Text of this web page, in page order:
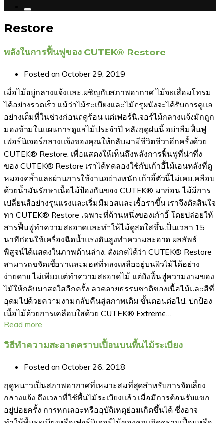
Restore
พลังในการฟื้นฟูของ CUTEK® Restore
Posted on October 29, 2019
เมื่อไม้อยู่กลางแจ้งและเผชิญกับสภาพอากาศ ไม้จะเสื่อมโทรม
ได้อย่างรวดเร็ว แม้ว่าไม้ระเบียงและไม้กรุผนังจะได้รับการดูแล
อย่างเต็มที่ในช่วงก่อนฤดูร้อน แต่เฟอร์นิเจอร์ไม้กลางแจ้งมักถูก
มองข้ามในแผนการดูแลไม้ประจำปี หลังฤดูฝนนี้ อย่าลืมฟื้นฟู
เฟอร์นิเจอร์กลางแจ้งของคุณให้กลับมามีชีวิตชีวาอีกครั้งด้วย
CUTEK® Restore. เพื่อแสดงให้เห็นถึงพลังการฟื้นฟูที่น่าทึ่ง
ของ CUTEK® Restore เราได้ทดลองใช้กับเก้าอี้ไม้เอนหลังที่ดู
หมองคล้ำและผ่านการใช้งานอย่างหนัก เก้าอี้ตัวนี้ไม่เคยเคลือบ
ด้วยน้ำมันรักษาเนื้อไม้ป้องกันของ CUTEK® มาก่อน ไม้มีการ
เปลี่ยนสีอย่างรุนแรงและเริ่มมีมอสและเชื้อราขึ้น เราจึงตัดสินใจ
ทา CUTEK® Restore เฉพาะที่ด้านหนึ่งของเก้าอี้ โดยปล่อยให้
สารฟื้นฟูทำความสะอาดและทำให้ไม้ดูสดใสขึ้นเป็นเวลา 15
นาทีก่อนใช้เครื่องฉีดน้ำแรงดันสูงทำความสะอาด ผลลัพธ์
พิสูจน์ได้แสดงในภาพด้านล่าง: สังเกตได้ว่า CUTEK® Restore
สามารถขจัดเชื้อราและมอสที่หลงเหลืออยู่บนผิวไม้ได้อย่าง
ง่ายดาย ไม่เพียงแต่ทำความสะอาดไม้ แต่ยังฟื้นฟูความงามของ
ไม้ให้กลับมาสดใสอีกครั้ง ลวดลายธรรมชาติของเนื้อไม้และสีที่
อุดมไปด้วยความงามกลับคืนสู่สภาพเดิม ขั้นตอนต่อไป: ปกป้อง
เนื้อไม้ด้วยการเคลือบใสด้วย CUTEK® Extreme…
Read more
วิธีทำความสะอาดคราบเปื้อนบนพื้นไม้ระเบียง
Posted on October 26, 2018
ฤดูหนาวเป็นสภาพอากาศที่เหมาะสมที่สุดสำหรับการจัดเลี้ยง
กลางแจ้ง ถึงเวลาที่ใช้พื้นไม้ระเบียงแล้ว เมื่อมีการต้อนรับแขก
อยู่บ่อยครั้ง การหกเลอะหรืออุบัติเหตุย่อมเกิดขึ้นได้ ซึ่งอาจ